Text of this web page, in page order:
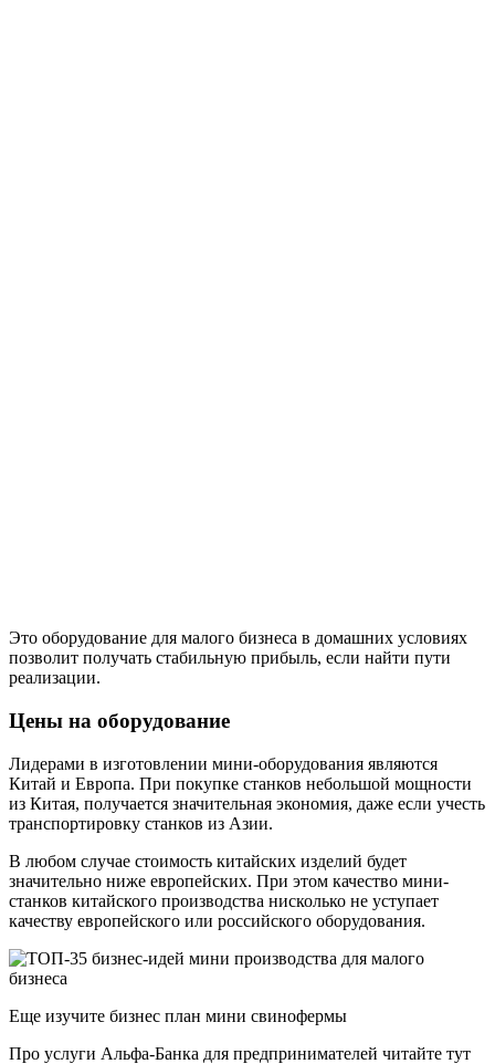
Это оборудование для малого бизнеса в домашних условиях
позволит получать стабильную прибыль, если найти пути
реализации.
Цены на оборудование
Лидерами в изготовлении мини-оборудования являются
Китай и Европа. При покупке станков небольшой мощности
из Китая, получается значительная экономия, даже если учесть
транспортировку станков из Азии.
В любом случае стоимость китайских изделий будет
значительно ниже европейских. При этом качество мини-
станков китайского производства нисколько не уступает
качеству европейского или российского оборудования.
Еще изучите бизнес план мини свинофермы
Про услуги Альфа-Банка для предпринимателей читайте тут